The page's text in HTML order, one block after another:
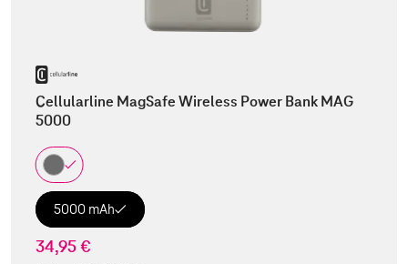
Cellularline MagSafe Wireless Power Bank MAG
5000
5000 mAh
34,95 €